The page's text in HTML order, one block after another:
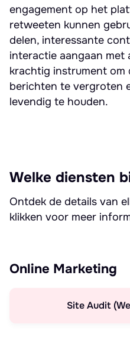
engagement op het
retweeten kunnen
delen, interessante
interactie aangaan met
krachtig instrument om
berichten te vergroten
levendig te houden.
Welke diensten
Ontdek de details van
klikken voor meer
Online Marketing
Site Audit